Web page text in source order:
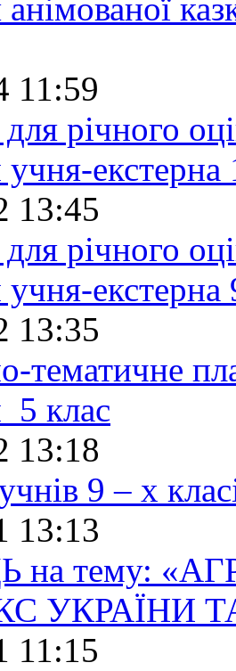
11:59
річного
учня-екстерна
13:45
річного
учня-екстерна
13:35
тематичне
5 клас
13:18
9 – х
13:13
на тему:
УКРАЇНИ
11:15